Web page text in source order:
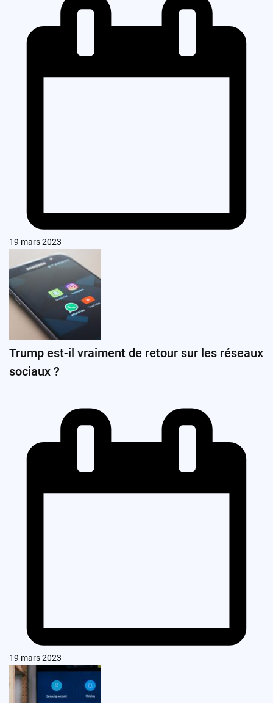
19 mars 2023
Trump est-il vraiment de retour sur les réseaux
sociaux ?
19 mars 2023